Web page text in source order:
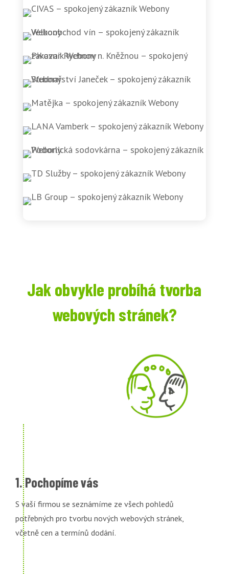
Jak obvykle probíhá tvorba
webových stránek?
1. Pochopíme vás
S vaší firmou se seznámíme ze všech pohledů
potřebných pro tvorbu nových webových stránek,
včetně cen a termínů dodání.